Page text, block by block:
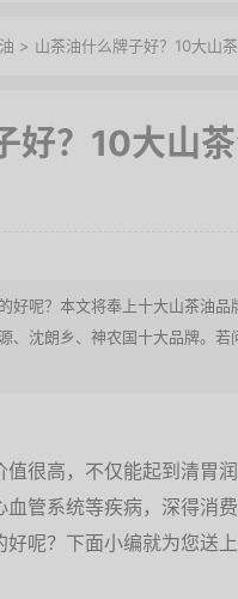
> 山茶油什么牌子好？10大山
好？10大山
好呢？本文将奉上十大山茶油
、沈朗乡、神农国十大品牌。
很高，不仅能起到清胃
管系统等疾病，深得消
呢？下面小编就为您送